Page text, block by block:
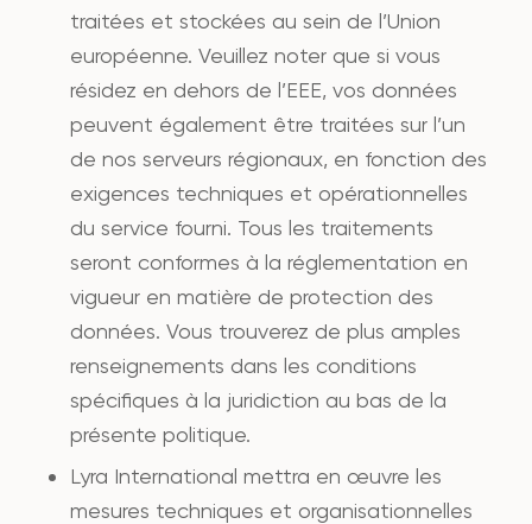
traitées et stockées au sein de l’Union
européenne. Veuillez noter que si vous
résidez en dehors de l’EEE, vos données
peuvent également être traitées sur l’un
de nos serveurs régionaux, en fonction des
exigences techniques et opérationnelles
du service fourni. Tous les traitements
seront conformes à la réglementation en
vigueur en matière de protection des
données. Vous trouverez de plus amples
renseignements dans les conditions
spécifiques à la juridiction au bas de la
présente politique.
Lyra International mettra en œuvre les
mesures techniques et organisationnelles